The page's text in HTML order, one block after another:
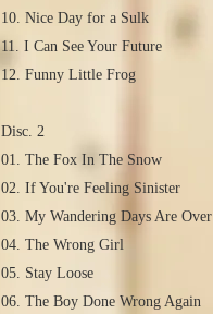
10. Nice Day for a Sulk
11. I Can See Your Future
12. Funny Little Frog
Disc. 2
01. The Fox In The Snow
02. If You're Feeling Sinister
03. My Wandering Days Are Over
04. The Wrong Girl
05. Stay Loose
06. The Boy Done Wrong Again